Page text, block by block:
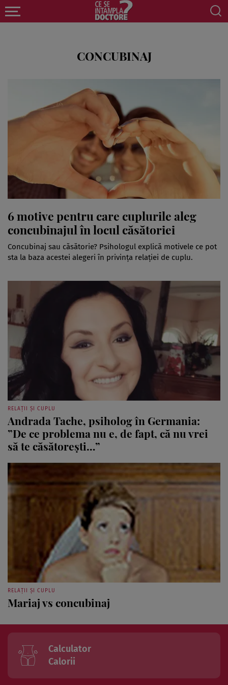
CONCUBINAJ
6 motive pentru care cuplurile aleg
concubinajul în locul căsătoriei
Concubinaj sau căsătorie? Psihologul explică motivele ce pot
sta la baza acestei alegeri în privinţa relaţiei de cuplu.
RELAȚII ȘI CUPLU
Andrada Tache, psiholog în Germania:
”De ce problema nu e, de fapt, că nu vrei
să te căsătorești…”
RELAȚII ȘI CUPLU
Mariaj vs concubinaj
Calculator
Calorii